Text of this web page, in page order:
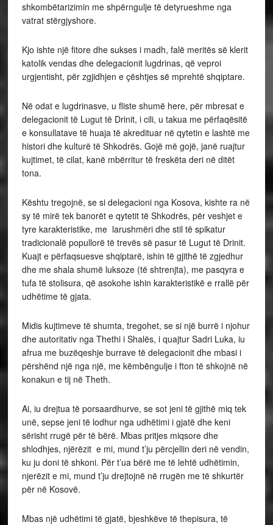
shkombëtarizimin me shpërngulje të detyrueshme nga
vatrat stërgjyshore.
Kjo ishte një fitore dhe sukses i madh, falë meritës së klerit
katolik vendas dhe delegacionit lugdrinas, që veproi
urgjentisht, për zgjidhjen e çështjes së mprehtë shqiptare.
Në odat e lugdrinasve, u fliste shumë here, për mbresat e
delegacionit të Lugut të Drinit, i cili, u takua me përfaqësitë
e konsullatave të huaja të akredituar në qytetin e lashtë me
histori dhe kulturë të Shkodrës. Gojë më gojë, janë ruajtur
kujtimet, të cilat, kanë mbërritur të freskëta deri në ditët
tona.
Kështu tregojnë, se si delegacioni nga Kosova, kishte ra në
sy të mirë tek banorët e qytetit të Shkodrës, për veshjet e
tyre karakteristike, me larushmëri dhe stil të spikatur
tradicionalë popullorë të trevës së pasur të Lugut të Drinit.
Kuajt e përfaqsuesve shqiptarë, ishin të gjithë të zgjedhur
dhe me shala shumë luksoze (të shtrenjta), me pasqyra e
tufa të stolisura, që asokohe ishin karakteristikë e rrallë për
udhëtime të gjata.
Midis kujtimeve të shumta, tregohet, se si një burrë i njohur
dhe autoritativ nga Thethi i Shalës, i quajtur Sadri Luka, iu
afrua me buzëqeshje burrave të delegacionit dhe mbasi i
përshënd një nga një, me këmbëngulje i fton të shkojnë në
konakun e tij në Theth.
Ai, iu drejtua të porsaardhurve, se sot jeni të gjithë miq tek
unë, sepse jeni të lodhur nga udhëtimi i gjatë dhe keni
sërisht rrugë për të bërë. Mbas pritjes miqsore dhe
shlodhjes, njërëzit e mi, mund t’ju përcjellin deri në vendin,
ku ju doni të shkoni. Për t’ua bërë me të lehtë udhëtimin,
njerëzit e mi, mund t’ju drejtojnë në rrugën me të shkurtër
për në Kosovë.
Mbas një udhëtimi të gjatë, bjeshkëve të thepisura, të